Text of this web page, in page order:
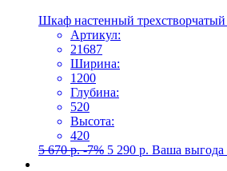
Шкаф настенный
Артикул:
21687
Ширина:
1200
Глубина:
520
Высота:
420
5 670р. -7% 5 290 р. Ваша выгода